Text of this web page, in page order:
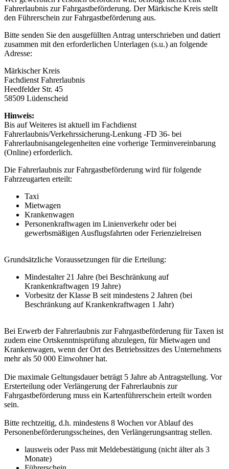
Fahrerlaubnis zur Fahrgastbeförderung. Der Märkische Kreis stellt
den Führerschein zur Fahrgastbeförderung aus.
Bitte senden Sie den ausgefüllten Antrag unterschrieben und datiert
zusammen mit den erforderlichen Unterlagen (s.u.) an folgende
Adresse:
Märkischer Kreis
Fachdienst Fahrerlaubnis
Heedfelder Str. 45
58509 Lüdenscheid
Hinweis:
Bis auf Weiteres ist aktuell im Fachdienst
Fahrerlaubnis/Verkehrssicherung-Lenkung -FD 36- bei
Fahrerlaubnisangelegenheiten eine vorherige Terminvereinbarung
(Online) erforderlich.
Die Fahrerlaubnis zur Fahrgastbeförderung wird für folgende
Fahrzeugarten erteilt:
Taxi
Mietwagen
Krankenwagen
Personenkraftwagen im Linienverkehr oder bei
gewerbsmäßigen Ausflugsfahrten oder Ferienzielreisen
Grundsätzliche Voraussetzungen für die Erteilung:
Mindestalter 21 Jahre (bei Beschränkung auf
Krankenkraftwagen 19 Jahre)
Vorbesitz der Klasse B seit mindestens 2 Jahren (bei
Beschränkung auf Krankenkraftwagen 1 Jahr)
Bei Erwerb der Fahrerlaubnis zur Fahrgastbeförderung für Taxen ist
zudem eine Ortskenntnisprüfung abzulegen, für Mietwagen und
Krankenwagen, wenn der Ort des Betriebssitzes des Unternehmens
mehr als 50 000 Einwohner hat.
Die maximale Geltungsdauer beträgt 5 Jahre ab Antragstellung. Vor
Ersterteilung oder Verlängerung der Fahrerlaubnis zur
Fahrgastbeförderung muss ein Kartenführerschein erteilt worden
sein.
Bitte rechtzeitig, d.h. mindestens 8 Wochen vor Ablauf des
Personenbeförderungsscheines, den Verlängerungsantrag stellen.
lausweis oder Pass mit Meldebestätigung (nicht älter als 3
Monate)